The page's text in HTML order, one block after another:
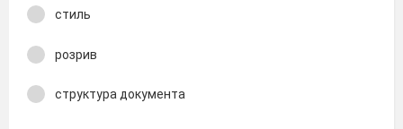
стиль
розрив
структура документа